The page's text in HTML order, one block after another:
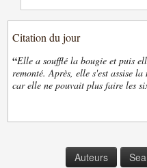
Citation du jour
“Elle a soufflé la bougie et puis
remonté. Après, elle s'est assise
car elle ne pouvait plus faire les
Auteurs